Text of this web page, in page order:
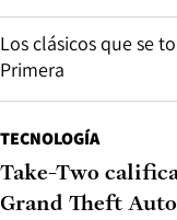
Los clásicos que se
Primera
TECNOLOGÍA
Take-Two
Grand Theft